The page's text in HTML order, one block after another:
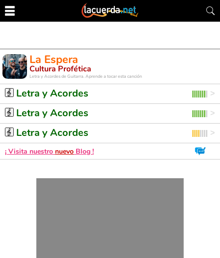
La Espera
Cultura Profética
Letra y Acordes de Guitarra. Aprende a tocar esta canción
Letra y Acordes
Letra y Acordes
Letra y Acordes
¡ Visita nuestro nuevo Blog !